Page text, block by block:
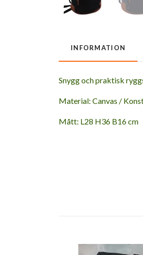
INFORMATION
Snygg och praktisk
Material: Canvas /
Mått: L28 H36 B16 cm